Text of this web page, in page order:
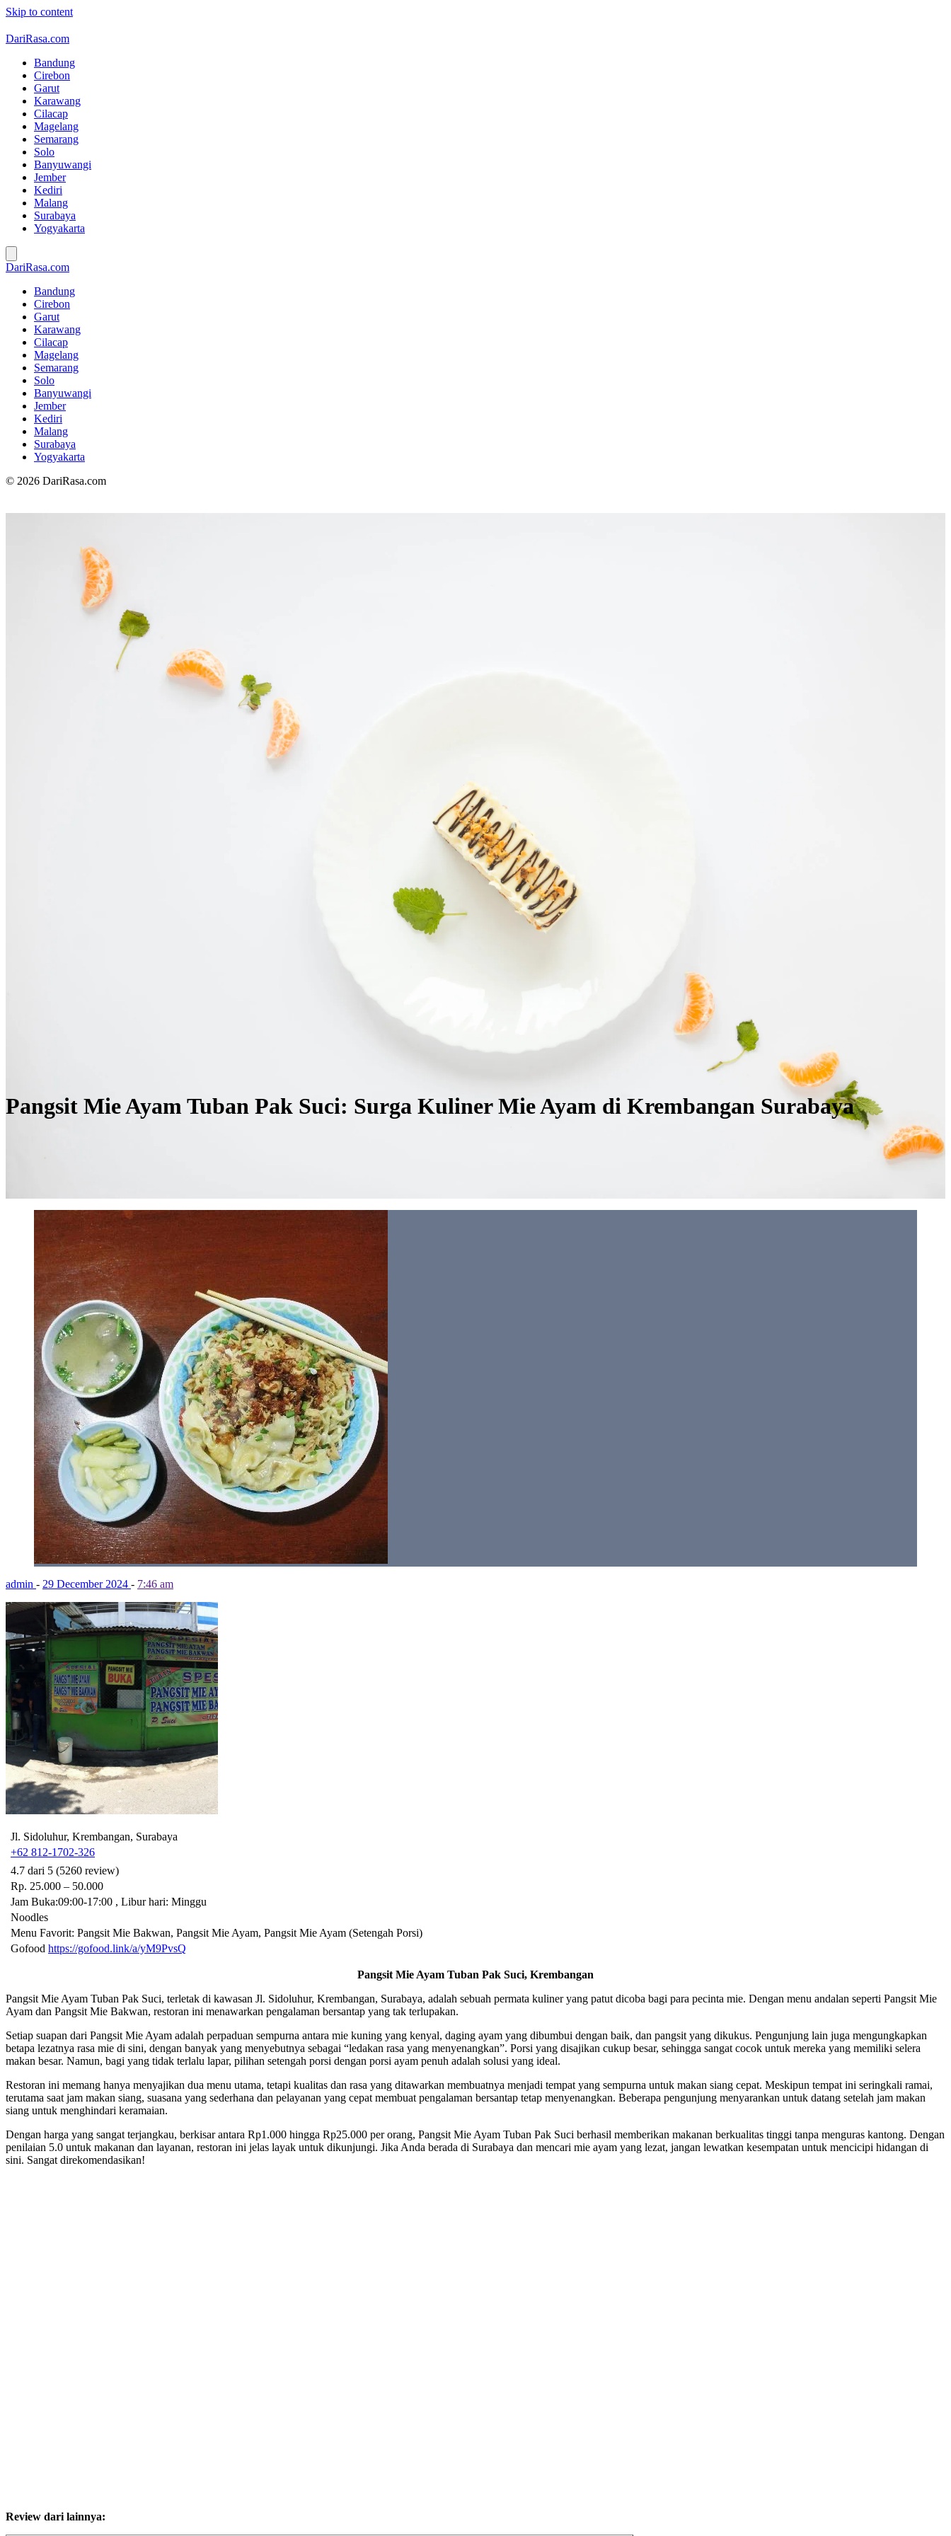
Skip to content
DariRasa.com
Bandung
Cirebon
Garut
Karawang
Cilacap
Magelang
Semarang
Solo
Banyuwangi
Jember
Kediri
Malang
Surabaya
Yogyakarta
DariRasa.com
Bandung
Cirebon
Garut
Karawang
Cilacap
Magelang
Semarang
Solo
Banyuwangi
Jember
Kediri
Malang
Surabaya
Yogyakarta
© 2026 DariRasa.com
Pangsit Mie Ayam Tuban Pak Suci: Surga Kuliner Mie Ayam di Krembangan Surabaya
admin - 29 December 2024 - 7:46 am
Jl. Sidoluhur, Krembangan, Surabaya
+62 812-1702-326
4.7 dari 5 (5260 review)
Rp. 25.000 – 50.000
Jam Buka:09:00-17:00 , Libur hari: Minggu
Noodles
Menu Favorit: Pangsit Mie Bakwan, Pangsit Mie Ayam, Pangsit Mie Ayam (Setengah Porsi)
Gofood https://gofood.link/a/yM9PvsQ
Pangsit Mie Ayam Tuban Pak Suci, Krembangan
Pangsit Mie Ayam Tuban Pak Suci, terletak di kawasan Jl. Sidoluhur, Krembangan, Surabaya, adalah sebuah permata kuliner yang patut dicoba bagi para pecinta mie. Dengan menu andalan seperti Pangsit Mie
Ayam dan Pangsit Mie Bakwan, restoran ini menawarkan pengalaman bersantap yang tak terlupakan.
Setiap suapan dari Pangsit Mie Ayam adalah perpaduan sempurna antara mie kuning yang kenyal, daging ayam yang dibumbui dengan baik, dan pangsit yang dikukus. Pengunjung lain juga mengungkapkan
betapa lezatnya rasa mie di sini, dengan banyak yang menyebutnya sebagai “ledakan rasa yang menyenangkan”. Porsi yang disajikan cukup besar, sehingga sangat cocok untuk mereka yang memiliki selera
makan besar. Namun, bagi yang tidak terlalu lapar, pilihan setengah porsi dengan porsi ayam penuh adalah solusi yang ideal.
Restoran ini memang hanya menyajikan dua menu utama, tetapi kualitas dan rasa yang ditawarkan membuatnya menjadi tempat yang sempurna untuk makan siang cepat. Meskipun tempat ini seringkali ramai,
terutama saat jam makan siang, suasana yang sederhana dan pelayanan yang cepat membuat pengalaman bersantap tetap menyenangkan. Beberapa pengunjung menyarankan untuk datang setelah jam makan
siang untuk menghindari keramaian.
Dengan harga yang sangat terjangkau, berkisar antara Rp1.000 hingga Rp25.000 per orang, Pangsit Mie Ayam Tuban Pak Suci berhasil memberikan makanan berkualitas tinggi tanpa menguras kantong. Dengan
penilaian 5.0 untuk makanan dan layanan, restoran ini jelas layak untuk dikunjungi. Jika Anda berada di Surabaya dan mencari mie ayam yang lezat, jangan lewatkan kesempatan untuk mencicipi hidangan di
sini. Sangat direkomendasikan!
Review dari lainnya: